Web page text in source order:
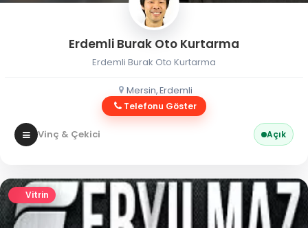
Erdemli Burak Oto Kurtarma
Erdemli Burak Oto Kurtarma
Mersin, Erdemli
Telefonu Göster
Vinç & Çekici Açık
Vitrin